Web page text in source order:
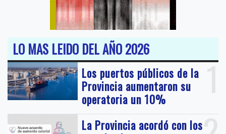
LO MAS LEIDO DEL AÑO 2026
1
Los puertos públicos de la
Provincia aumentaron su
operatoria un 10%
La Provincia acordó con los